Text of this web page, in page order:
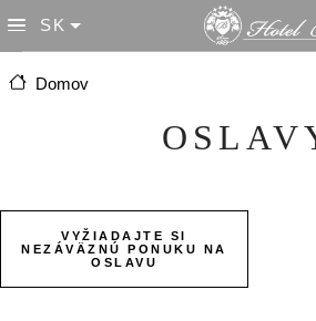
SK List additional actions
Domov
VYŽIADAJTE SI
NEZÁVÄZNÚ PONUKU NA
OSLAVU